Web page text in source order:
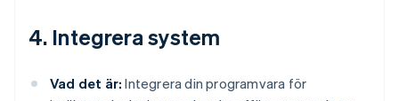
4. Integrera system
Vad det är: Integrera din programvara för